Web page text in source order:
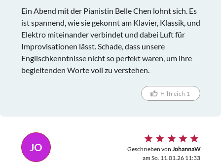
Ein Abend mit der Pianistin Belle Chen lohnt sich. Es
ist spannend, wie sie gekonnt am Klavier, Klassik, und
Elektro miteinander verbindet und dabei Luft für
Improvisationen lässt. Schade, dass unsere
Englischkenntnisse nicht so perfekt waren, um ihre
begleitenden Worte voll zu verstehen.
Hilfreich 1
JO Geschrieben von JohannaW
am So. 11.01.26 11:33